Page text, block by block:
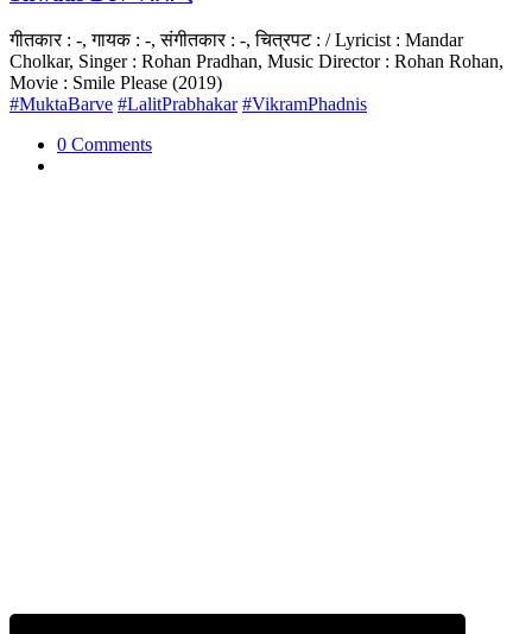
गीतकार : -, गायक : -, संगीतकार : -, चित्रपट : / Lyricist : Mandar
Cholkar, Singer : Rohan Pradhan, Music Director : Rohan Rohan,
Movie : Smile Please (2019)
#MuktaBarve #LalitPrabhakar #VikramPhadnis
0 Comments